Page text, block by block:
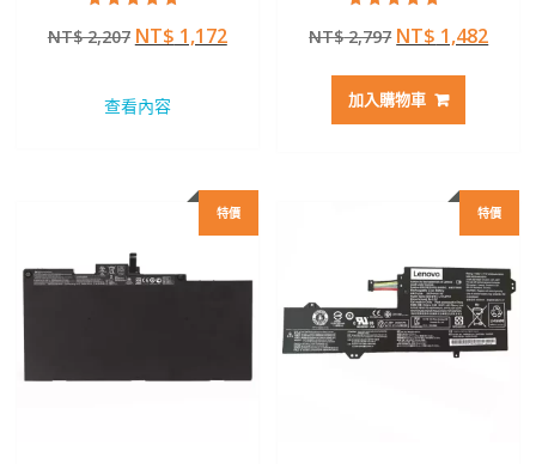
5.00
滿分 5
NT$2,207 原
格：
NT$ 1,172目
查看內容
5.00
滿分 5
NT$2,797 原
價
格：
NT$ 1,482目
加入購物車
特價 特價